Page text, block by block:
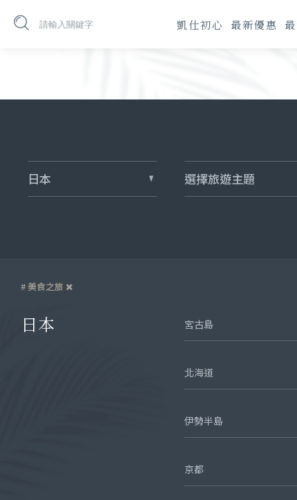
凱仕初心 最新優惠
日本 選擇旅遊主題
# 美食之旅
日本 宮古島
北海道
伊勢半島
京都